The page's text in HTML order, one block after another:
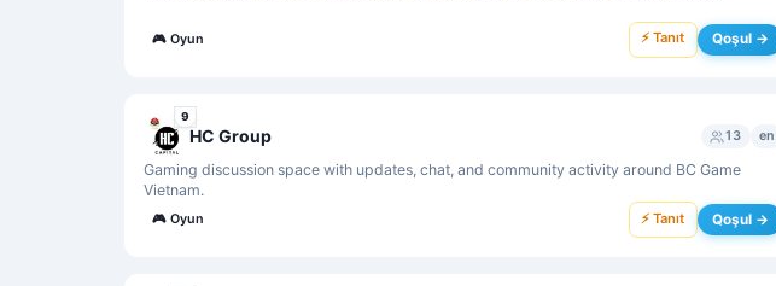
🎮 Oyun ⚡ Tanıt Qoşul →
9
HC Group 13 en
Gaming discussion space with updates, chat, and community activity around BC Game
Vietnam.
🎮 Oyun ⚡ Tanıt Qoşul →